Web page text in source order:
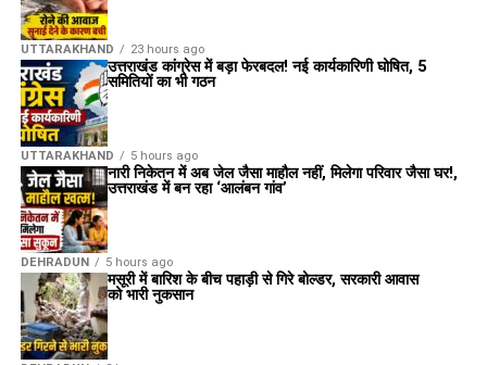
UTTARAKHAND 23 hours ago
UTTARAKHAND 5 hours ago
उत्तराखंड कांग्रेस में बड़ा फेरबदल! नई कार्यकारिणी घोषित, 5
समितियों का भी गठन
DEHRADUN 5 hours ago
नारी निकेतन में अब जेल जैसा माहौल नहीं, मिलेगा परिवार जैसा घर!,
उत्तराखंड में बन रहा ‘आलंबन गांव’
मसूरी में बारिश के बीच पहाड़ी से गिरे बोल्डर, सरकारी आवास
को भारी नुकसान